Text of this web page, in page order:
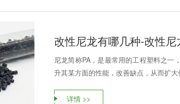
改性尼龙有哪几种-改性
尼龙简称PA，是最常用的工程塑料之一
升其某方面的性能，改善缺点，从而扩
详情 >>